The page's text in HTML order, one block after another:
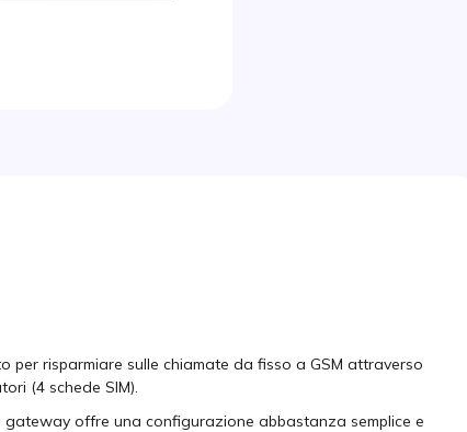
per risparmiare sulle chiamate da fisso a GSM attraverso
(4 schede SIM).
offre una configurazione abbastanza semplice e